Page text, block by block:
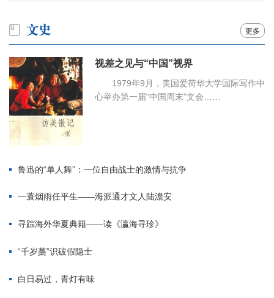
更多
视差之见与“中国”视界
1979年9月，美国爱荷华大学国际写作中
心举办第一届“中国周末”文会……
鲁迅的“单人舞”：一位自由战士的激情与抗争
一蓑烟雨任平生——海派通才文人陆澹安
寻踪海外华夏典籍——读《瀛海寻珍》
“千岁蘽”识破假隐士
白日易过，青灯有味